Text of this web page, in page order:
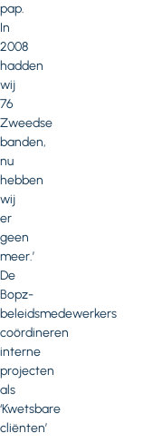
pap.
In
2008
hadden
wij
76
Zweedse
banden,
nu
hebben
wij
er
geen
meer.’
De
Bopz-
beleidsmedewerkers
coördineren
interne
projecten
als
‘Kwetsbare
cliënten’